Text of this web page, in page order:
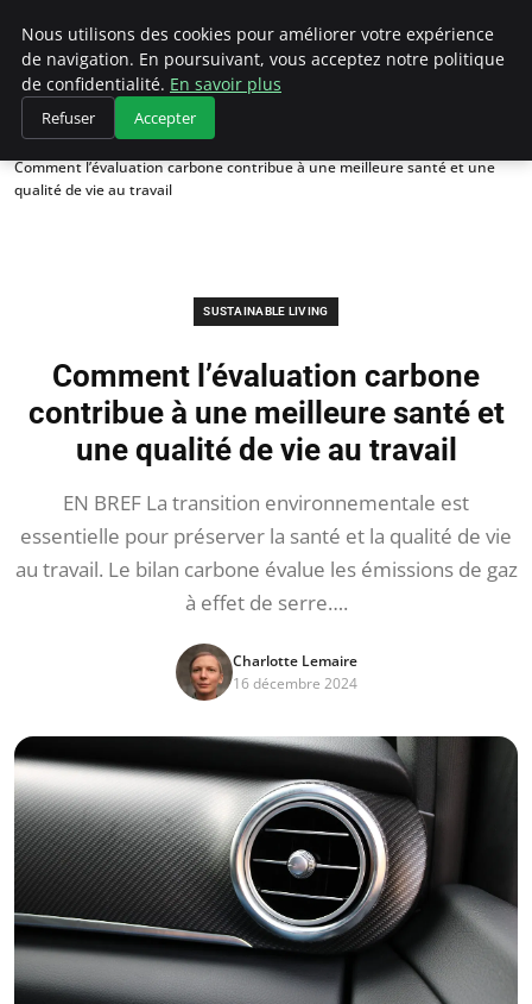
Climategatecountryclub.com
Accueil
Sustainable Living
Comment l’évaluation carbone contribue à une meilleure santé et une
qualité de vie au travail
SUSTAINABLE LIVING
Comment l’évaluation carbone
contribue à une meilleure santé et
une qualité de vie au travail
EN BREF La transition environnementale est
essentielle pour préserver la santé et la qualité de vie
au travail. Le bilan carbone évalue les émissions de gaz
à effet de serre….
Charlotte Lemaire
16 décembre 2024
Nous utilisons des cookies pour améliorer votre expérience
de navigation. En poursuivant, vous acceptez notre politique
de confidentialité. En savoir plus
Refuser Accepter